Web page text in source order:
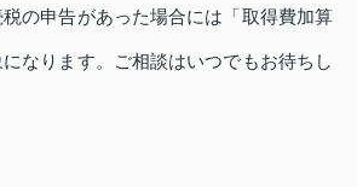
の申告があった場合には「取得費加算
なります。ご相談はいつでもお待ちし